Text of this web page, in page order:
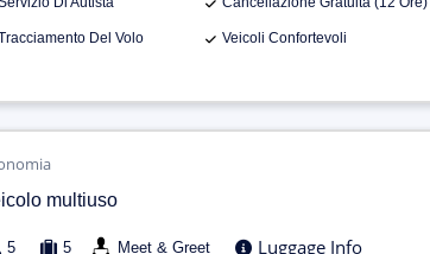
Del Volo Veicoli Confortevoli
multiuso
5 5 Meet & Greet Luggage Info